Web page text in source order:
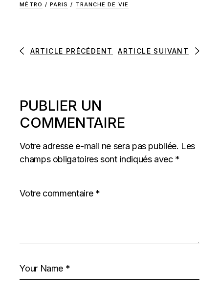
MÉTRO / PARIS / TRANCHE DE VIE
ARTICLE PRÉCÉDENT ARTICLE SUIVANT
PUBLIER UN
COMMENTAIRE
Votre adresse e-mail ne sera pas publiée. Les
champs obligatoires sont indiqués avec *